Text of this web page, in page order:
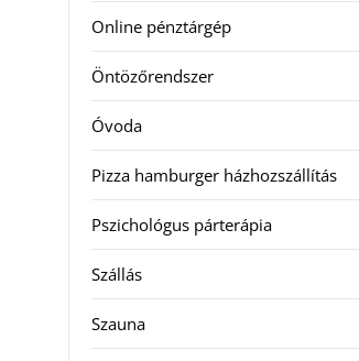
Online pénztárgép
Öntözőrendszer
Óvoda
Pizza hamburger házhozszállítás
Pszichológus párterápia
Szállás
Szauna